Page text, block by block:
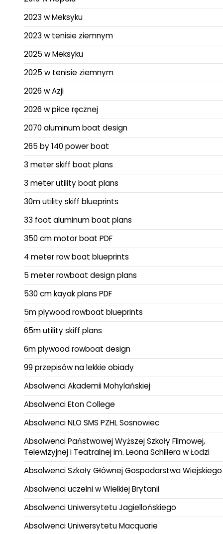
2023 w Meksyku
2023 w tenisie ziemnym
2025 w Meksyku
2025 w tenisie ziemnym
2026 w Azji
2026 w piłce ręcznej
2070 aluminum boat design
265 by 140 power boat
3 meter skiff boat plans
3 meter utility boat plans
30m utility skiff blueprints
33 foot aluminum boat plans
350 cm motor boat PDF
4 meter row boat blueprints
5 meter rowboat design plans
530 cm kayak plans PDF
5m plywood rowboat blueprints
65m utility skiff plans
6m plywood rowboat design
99 przepisów na lekkie obiady
Absolwenci Akademii Mohylańskiej
Absolwenci Eton College
Absolwenci NLO SMS PZHL Sosnowiec
Absolwenci Państwowej Wyższej Szkoły Filmowej,
Telewizyjnej i Teatralnej im. Leona Schillera w Łodzi
Absolwenci Szkoły Głównej Gospodarstwa Wiejskiego
Absolwenci uczelni w Wielkiej Brytanii
Absolwenci Uniwersytetu Jagiellońskiego
Absolwenci Uniwersytetu Macquarie